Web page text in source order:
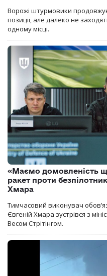
Ворожі штурмовики
позиції, але далеко не
одному місці.
«Маємо домовленість
ракет проти
Хмара
Тимчасовий виконувач
Євгеній Хмара зустрівся з
Весом Стрітінгом.